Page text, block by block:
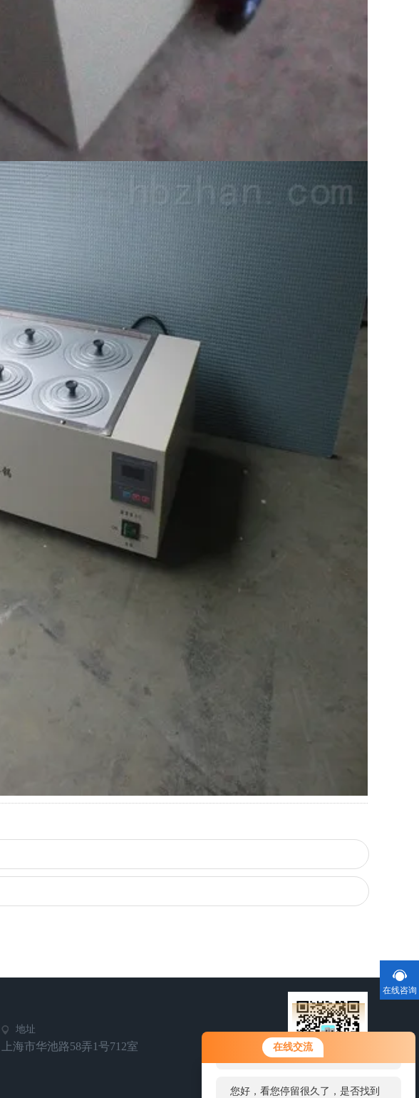
在线交流
您好！欢迎前来咨询，很高兴为您
服务，请问您要咨询什么问题呢？
您好，看您停留很久了，是否找到
地址
上海市华池路58弄1号712室
扫一扫，关注我们
在线咨询